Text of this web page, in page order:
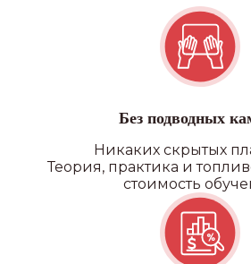
Без подводных
Никаких скрытых
Теория, практика и
стоимость
Квадроцикл/снегоход